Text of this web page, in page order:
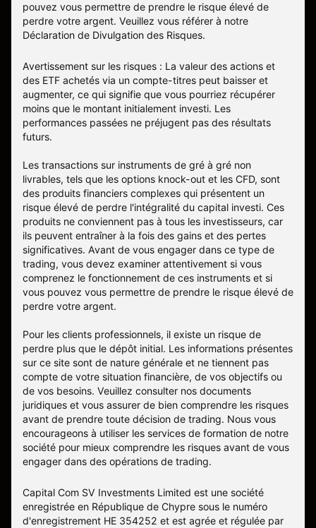
pouvez vous permettre de prendre le risque élevé de
perdre votre argent. Veuillez vous référer à notre
Déclaration de Divulgation des Risques.
Avertissement sur les risques : La valeur des actions et
des ETF achetés via un compte-titres peut baisser et
augmenter, ce qui signifie que vous pourriez récupérer
moins que le montant initialement investi. Les
performances passées ne préjugent pas des résultats
futurs.
Les transactions sur instruments de gré à gré non
livrables, tels que les options knock-out et les CFD, sont
des produits financiers complexes qui présentent un
risque élevé de perdre l'intégralité du capital investi. Ces
produits ne conviennent pas à tous les investisseurs, car
ils peuvent entraîner à la fois des gains et des pertes
significatives. Avant de vous engager dans ce type de
trading, vous devez examiner attentivement si vous
comprenez le fonctionnement de ces instruments et si
vous pouvez vous permettre de prendre le risque élevé de
perdre votre argent.
Pour les clients professionnels, il existe un risque de
perdre plus que le dépôt initial. Les informations présentes
sur ce site sont de nature générale et ne tiennent pas
compte de votre situation financière, de vos objectifs ou
de vos besoins. Veuillez consulter nos documents
juridiques et vous assurer de bien comprendre les risques
avant de prendre toute décision de trading. Nous vous
encourageons à utiliser les services de formation de notre
société pour mieux comprendre les risques avant de vous
engager dans des opérations de trading.
Capital Com SV Investments Limited est une société
enregistrée en République de Chypre sous le numéro
d'enregistrement HE 354252 et est agrée et régulée par